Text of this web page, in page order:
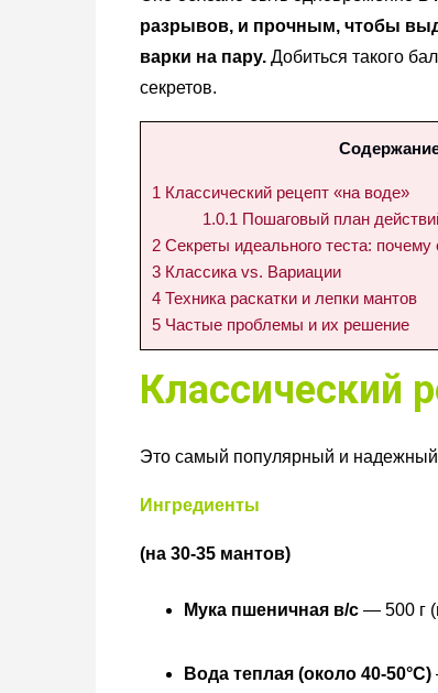
разрывов, и прочным, чтобы
варки на пару. Добиться такого
секретов.
1 Классический рецепт «на воде»
1.0.1 Пошаговый план
2 Секреты идеального теста:
3 Классика vs. Вариации
4 Техника раскатки и лепки мантов
5 Частые проблемы и их решение
Классический
Это самый популярный и надежный
Ингредиенты
(на 30-35 мантов)
Мука пшеничная в/с — 500 г
Вода теплая (около 40-50°C)